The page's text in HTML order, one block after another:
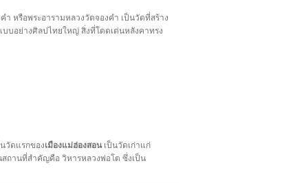
หรือพระอารามหลวงวัดจองคำ เป็นวัดที่สร้าง
บบอย่างศิลปไทยใหญ่ สิ่งที่โดดเด่นหลังคาทรง
วัดแรกของเมืองแม่ฮ่องสอนเป็นวัดเก่าแก่
ถานที่สำคัญคือ วิหารหลวงพ่อโต ซึ่งเป็น